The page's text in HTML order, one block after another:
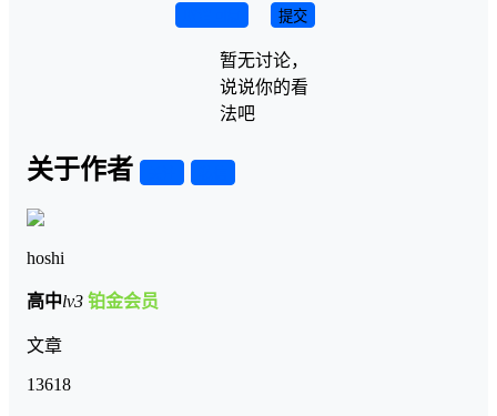
提交
暂无讨论，
说说你的看
法吧
关于作者
hoshi
高中lv3 铂金会员
文章
13618